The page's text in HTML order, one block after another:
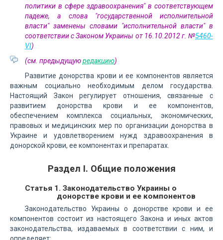
политики в сфере здравоохранения" в соответствующем
падеже, а слова "государственной исполнительной
власти" заменены словами "исполнительной власти" в
соответствии с Законом Украины от 16.10.2012 г. №5460-
VI)
(см. предыдущуюредакцию)
Развитие донорства крови и ее компонентов является
важным социально необходимым делом государства.
Настоящий Закон регулирует отношения, связанные с
развитием донорства крови и ее компонентов,
обеспечением комплекса социальных, экономических,
правовых и медицинских мер по организации донорства в
Украине и удовлетворением нужд здравоохранения в
донорской крови, ее компонентах и препаратах.
Раздел I. Общие положения
Статья 1. Законодательство Украины о
донорстве крови и ее компонентов
Законодательство Украины о донорстве крови и ее
компонентов состоит из настоящего Закона и иных актов
законодательства, издаваемых в соответствии с ним, и